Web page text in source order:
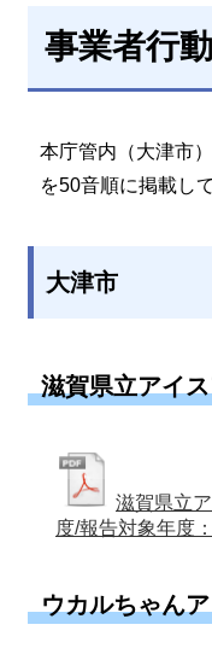
事業者行
本庁管内（大津市
を50音順に掲載し
大津市
滋賀県立アイ
滋賀県立
度/報告対象年度
ウカルちゃん